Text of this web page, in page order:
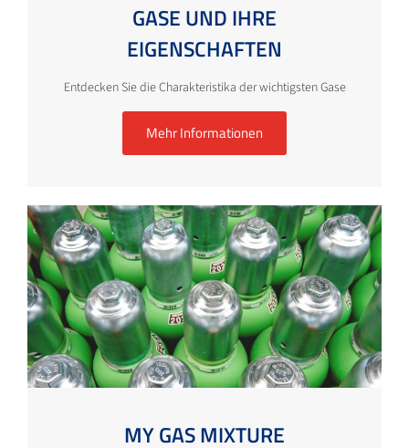
GASE UND IHRE
EIGENSCHAFTEN
Entdecken Sie die Charakteristika der wichtigsten Gase
Mehr Informationen
MY GAS MIXTURE